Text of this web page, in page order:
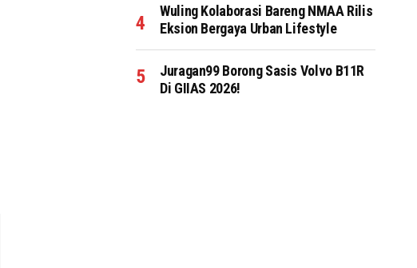
Wuling Kolaborasi Bareng NMAA Rilis
Eksion Bergaya Urban Lifestyle
Juragan99 Borong Sasis Volvo B11R
Di GIIAS 2026!